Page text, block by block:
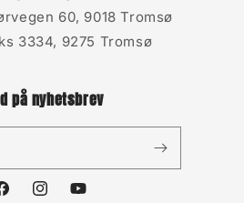
60, 9018 Tromsø
3334, 9275 Tromsø
på nyhetsbrev
InstagramYouTube